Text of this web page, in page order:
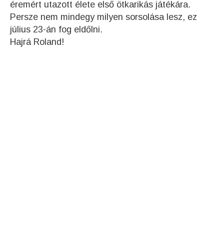
éremért utazott élete első ötkarikás játékára.
Persze nem mindegy milyen sorsolása lesz, ez
július 23-án fog eldőlni.
Hajrá Roland!